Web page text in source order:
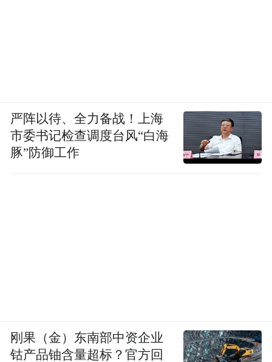
严阵以待、全力备战！上海
市委书记检查调度台风“白海
豚”防御工作
刚果（金）东南部中资企业
钴产品铀含量超标？官方回